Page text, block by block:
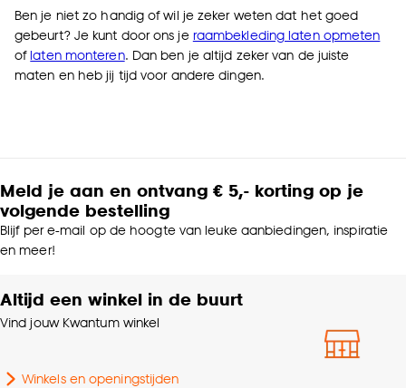
Ben je niet zo handig of wil je zeker weten dat het goed
gebeurt? Je kunt door ons je raambekleding laten opmeten
oflaten monteren. Dan ben je altijd zeker van de juiste
maten en heb jij tijd voor andere dingen.
Meld je aan en ontvang € 5,- korting op je
volgende bestelling
Blijf per e-mail op de hoogte van leuke aanbiedingen, inspiratie
en meer!
Altijd een winkel in de buurt
Vind jouw Kwantum winkel
Winkels en openingstijden